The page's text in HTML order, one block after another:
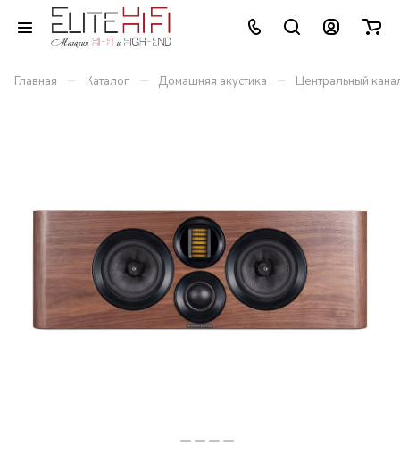
Главная – Каталог – Домашняя акустика – Центральный